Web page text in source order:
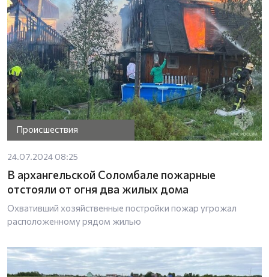
Происшествия
24.07.2024 08:25
В архангельской Соломбале пожарные
отстояли от огня два жилых дома
Охвативший хозяйственные постройки пожар угрожал
расположенному рядом жилью